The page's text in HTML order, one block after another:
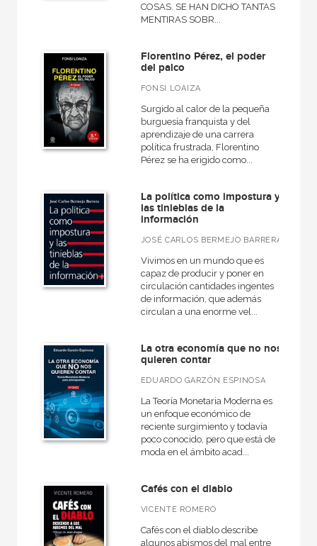
Política
Economía
NUESTRAS COLECCIONES
Anverso
Básica de bolsillo
Básica de Bolsillo  Serie Cien palabras
Biografías
Ciencia
Educación
Grandes temas  Gran formato
VER TODAS... (23)
NUESTROS FORMATOS
Cartoné
Ebook
COSAS. SE HAN DICHO TANTAS
MENTIRAS SOBR...
Florentino Pérez, el poder
del palco
FONSI LOAIZA
Surgido al calor de la pequeña
burguesía franquista y del
aprendizaje de una carrera
política frustrada, Florentino
Pérez se ha erigido como...
La política como impostura y
las tinieblas de la
información
JOSÉ CARLOS BERMEJO BARRERA
Vivimos en un mundo que es
capaz de producir y poner en
circulación cantidades ingentes
de información, que además
circulan a una enorme vel...
La otra economía que no nos
quieren contar
EDUARDO GARZÓN ESPINOSA
La Teoría Monetaria Moderna es
un enfoque económico de
reciente surgimiento y todavía
poco conocido, pero que está de
moda en el ámbito acad...
Cafés con el diablo
VICENTE ROMERO
Cafés con el diablo describe
algunos abismos del mal entre